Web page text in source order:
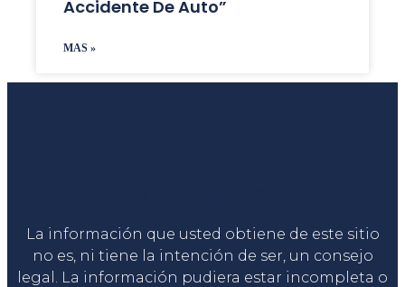
Accidente De Auto”
MAS »
La información que usted obtiene de este sitio
no es, ni tiene la intención de ser, un consejo
legal. La información pudiera estar incompleta o